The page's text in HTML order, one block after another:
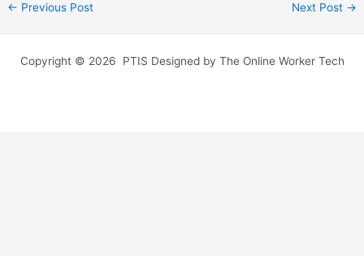
← Previous Post Next Post →
Copyright © 2026 PTIS Designed by The Online Worker Tech